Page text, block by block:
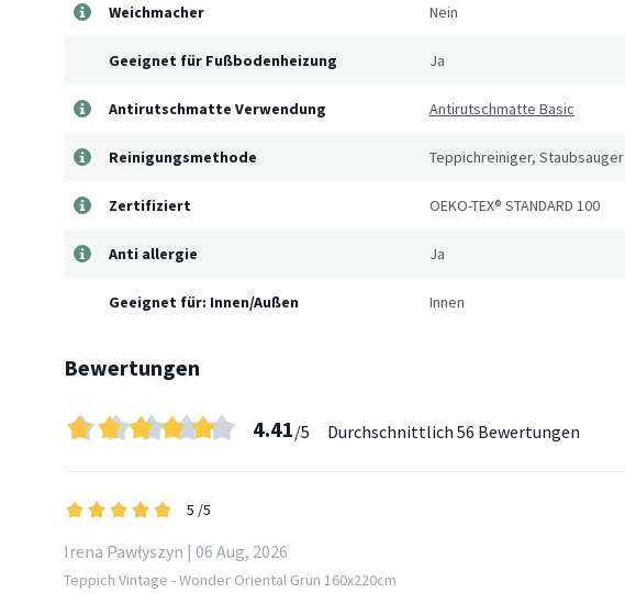
Weichmacher Nein
Geeignet für Fußbodenheizung Ja
Antirutschmatte Verwendung Antirutschmatte Basic
Reinigungsmethode Teppichreiniger, Staubsauger
Zertifiziert OEKO-TEX® STANDARD 100
Anti allergie Ja
Geeignet für: Innen/Außen Innen
Bewertungen
4.41/5 Durchschnittlich 56 Bewertungen
5 /5
Irena Pawłyszyn | 06 Aug, 2026
Teppich Vintage - Wonder Oriental Grün 160x220cm